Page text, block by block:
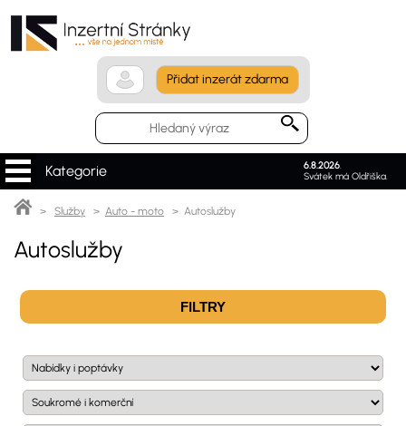
Přidat inzerát zdarma
6.8.2026.
Svátek má Oldřiška.
Kategorie
> Služby > Auto - moto > Autoslužby
Autoslužby
FILTRY